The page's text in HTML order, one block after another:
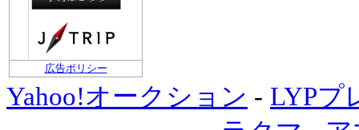
広告ポリシー
Yahoo!オークション - LYPプ